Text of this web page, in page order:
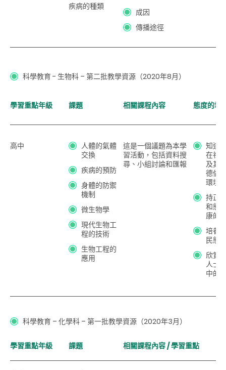
疾病的種類
成因
傳播途徑
科學教育 - 生物科 – 第二批教學資源（2020年8月）
學習重點年級 課題 相關課程內容 態度的培
高中
人體的氣體
交換
疾病的預防
身體的防禦
機制
微生物學
現代生物工
程的技術
生物工程的
應用
這是一個議題為本學
習活動，包括資料搜
尋、小組討論和匯報
知道
在社
及其
德倫
環境
持正
和態
康的
培養
民態
欣賞
人士
中的
科學教育 – 化學科 – 第一批教學資源（2020年3月）
學習重點年級 課題 相關課程內容 / 學習重點